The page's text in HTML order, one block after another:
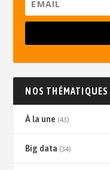
NOS THÉMATIQUES
À la une (43)
Big data (34)